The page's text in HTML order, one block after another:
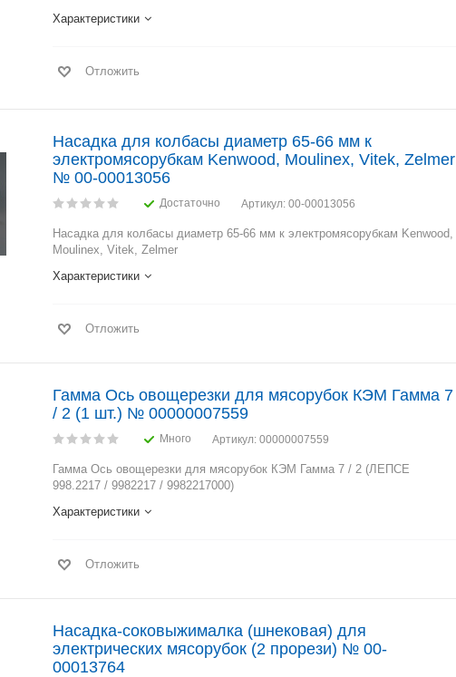
Характеристики
Отложить
Насадка для колбасы диаметр 65-66 мм к
электромясорубкам Kenwood, Moulinex, Vitek, Zelmer
№ 00-00013056
Достаточно Артикул: 00-00013056
Насадка для колбасы диаметр 65-66 мм к электромясорубкам Kenwood,
Moulinex, Vitek, Zelmer
Характеристики
Отложить
Гамма Ось овощерезки для мясорубок КЭМ Гамма 7
/ 2 (1 шт.) № 00000007559
Много Артикул: 00000007559
Гамма Ось овощерезки для мясорубок КЭМ Гамма 7 / 2 (ЛЕПСЕ
998.2217 / 9982217 / 9982217000)
Характеристики
Отложить
Насадка-соковыжималка (шнековая) для
электрических мясорубок (2 прорези) № 00-
00013764